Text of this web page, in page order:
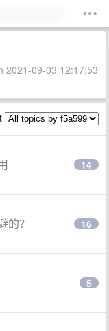
2021-09-03 12:17:53
14
的？ 16
5